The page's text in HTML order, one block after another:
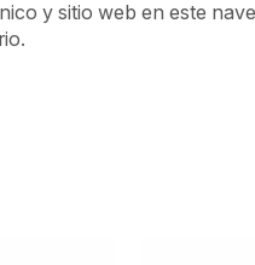
y sitio web en este